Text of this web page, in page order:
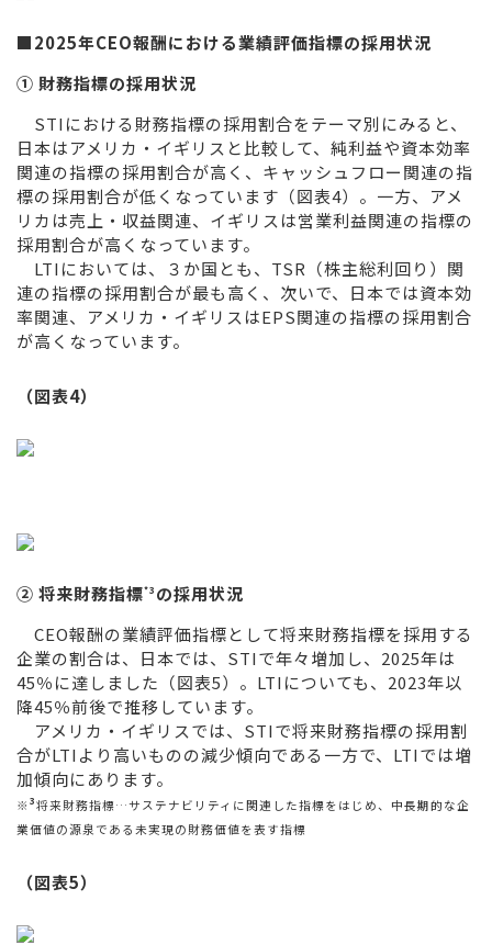
■2025年CEO報酬における業績評価指標の採用状況
① 財務指標の採用状況
STIにおける財務指標の採用割合をテーマ別にみると、
日本はアメリカ・イギリスと比較して、純利益や資本効率
関連の指標の採用割合が高く、キャッシュフロー関連の指
標の採用割合が低くなっています（図表4）。一方、アメ
リカは売上・収益関連、イギリスは営業利益関連の指標の
採用割合が高くなっています。
LTIにおいては、３か国とも、TSR（株主総利回り）関
連の指標の採用割合が最も高く、次いで、日本では資本効
率関連、アメリカ・イギリスはEPS関連の指標の採用割合
が高くなっています。
（図表4）
② 将来財務指標*3 の採用状況
CEO報酬の業績評価指標として将来財務指標を採用する
企業の割合は、日本では、STIで年々増加し、2025年は
45％に達しました（図表5）。LTIについても、2023年以
降45％前後で推移しています。
アメリカ・イギリスでは、STIで将来財務指標の採用割
合がLTIより高いものの減少傾向である一方で、LTIでは増
加傾向にあります。
※ 3将来財務指標…サステナビリティに関連した指標をはじめ、中長期的な企
業価値の源泉である未実現の財務価値を表す指標
（図表5）